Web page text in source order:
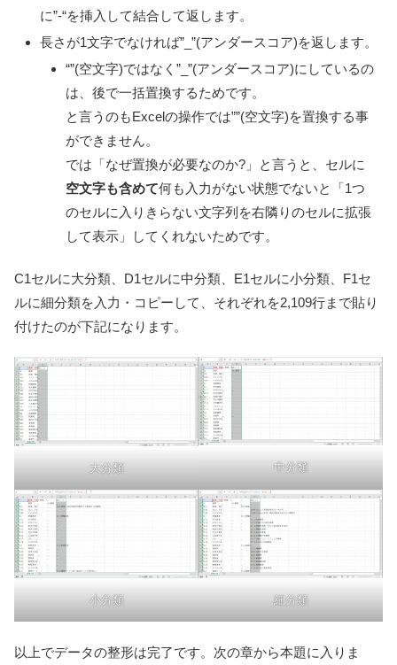
に”-“を挿入して結合して返します。
長さが1文字でなければ”_”(アンダースコア)を返します。
“”(空文字)ではなく”_”(アンダースコア)にしているの
は、後で一括置換するためです。
と言うのもExcelの操作では””(空文字)を置換する事
ができません。
では「なぜ置換が必要なのか?」と言うと、セルに
空文字も含めて何も入力がない状態でないと「1つ
のセルに入りきらない文字列を右隣りのセルに拡張
して表示」してくれないためです。
C1セルに大分類、D1セルに中分類、E1セルに小分類、F1セ
ルに細分類を入力・コピーして、それぞれを2,109行まで貼り
付けたのが下記になります。
大分類 中分類
小分類 細分類
以上でデータの整形は完了です。次の章から本題に入りま